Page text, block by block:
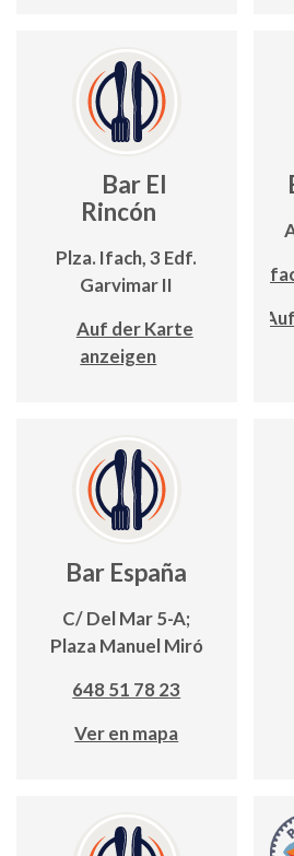
Bar El
Rincón
Plza. Ifach, 3 Edf.
Garvimar II
Auf der Karte
anzeigen
Bar España
C/ Del Mar 5-A;
Plaza Manuel Miró
648 51 78 23
Ver en mapa